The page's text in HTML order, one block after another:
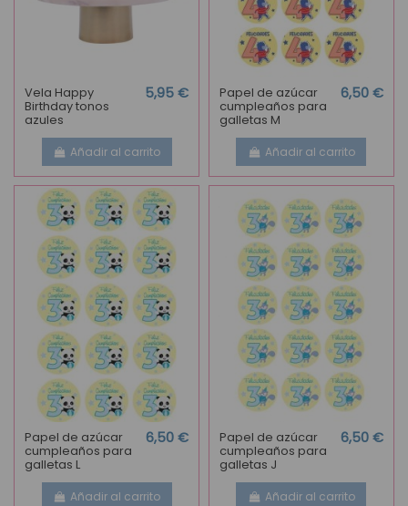
Vela Happy
Birthday tonos
azules
5,95 €
Añadir al carrito
Papel de azúcar
cumpleaños para
galletas M
6,50 €
Añadir al carrito
Papel de azúcar
cumpleaños para
galletas L
6,50 €
Añadir al carrito
Papel de azúcar
cumpleaños para
galletas J
6,50 €
Añadir al carrito